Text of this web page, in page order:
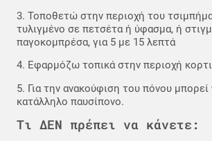
3. Τοποθετώ στην περιοχή του
τυλιγμένο σε πετσέτα ή ύφασμα, ή
παγοκομπρέσα, για 5 με 15 λεπτά
4. Εφαρμόζω τοπικά στην περιοχή
5. Για την ανακούφιση του πόνου
κατάλληλο παυσίπονο.
Τι ΔΕΝ πρέπει να κάνετε: